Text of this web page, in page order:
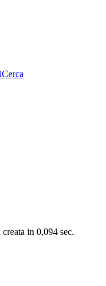
Cerca
in 0,094 sec.